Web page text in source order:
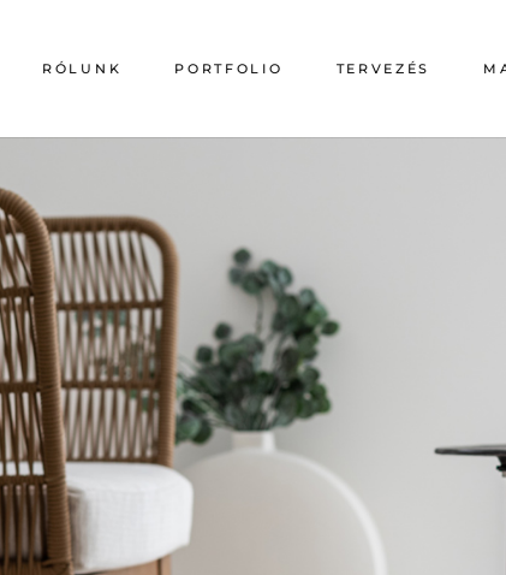
RÓLUNK PORTFOLIO TERVEZÉS